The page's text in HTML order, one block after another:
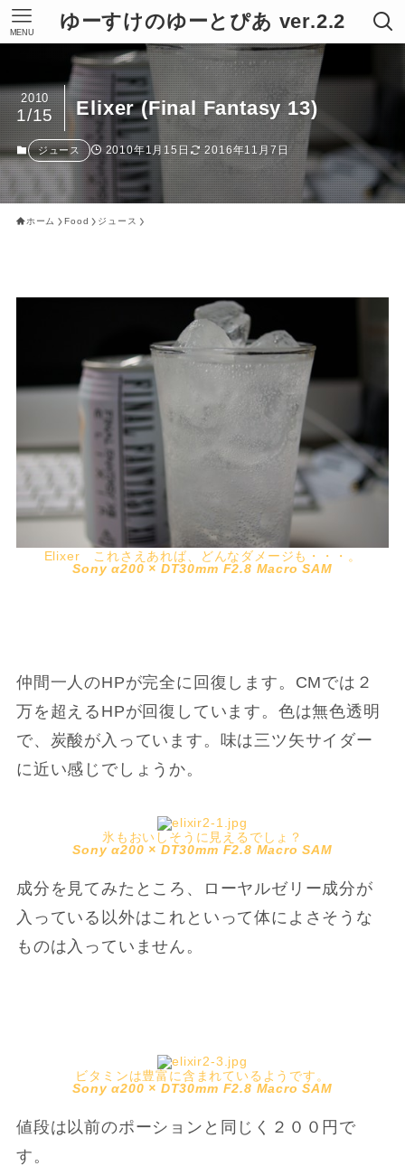
ゆーすけのゆーとぴあ ver.2.2
MENU
Elixer (Final Fantasy 13)
2010
1/15
ジュース 2010年1月15日 2016年11月7日
ホーム Food ジュース
Elixer これさえあれば、どんなダメージも・・・。
Sony α200 × DT30mm F2.8 Macro SAM
仲間一人のHPが完全に回復します。CMでは２
万を超えるHPが回復しています。色は無色透明
で、炭酸が入っています。味は三ツ矢サイダー
に近い感じでしょうか。
氷もおいしそうに見えるでしょ？
Sony α200 × DT30mm F2.8 Macro SAM
成分を見てみたところ、ローヤルゼリー成分が
入っている以外はこれといって体によさそうな
ものは入っていません。
ビタミンは豊富に含まれているようです。
Sony α200 × DT30mm F2.8 Macro SAM
値段は以前のポーションと同じく２００円で
す。